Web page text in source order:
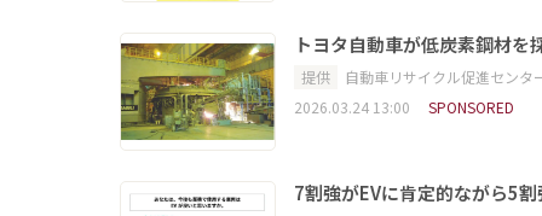
トヨタ自動車が低炭素鋼材
提供
自動車リサイクル促進センタ
2026.03.24 13:00
SPONSORED
7割強がEVに肯定的ながら5